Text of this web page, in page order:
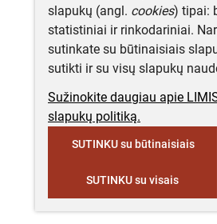
slapukų (angl. cookies) tipai:
statistiniai ir rinkodariniai.
sutinkate su būtinaisiais
sutikti ir su visų slapukų
Sužinokite daugiau apie
slapukų politiką.
SUTINKU su būtinaisiais
SUTINKU su visais